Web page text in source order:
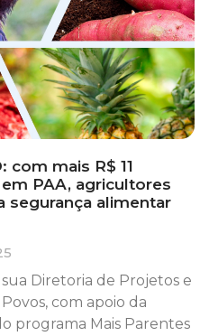
com mais R$ 11
PAA, agricultores
segurança alimentar
Diretoria de Projetos e
com apoio da
programa Mais Parentes